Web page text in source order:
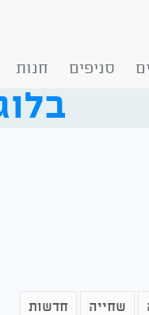
סניפים חנות מים פתוחים טכניקה
שחייה חדשות